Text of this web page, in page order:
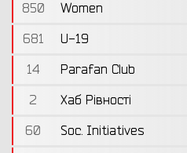
850
Women
681
U-19
14
Parafan Club
2
Хаб Рівності
60
Soc. Initiatives